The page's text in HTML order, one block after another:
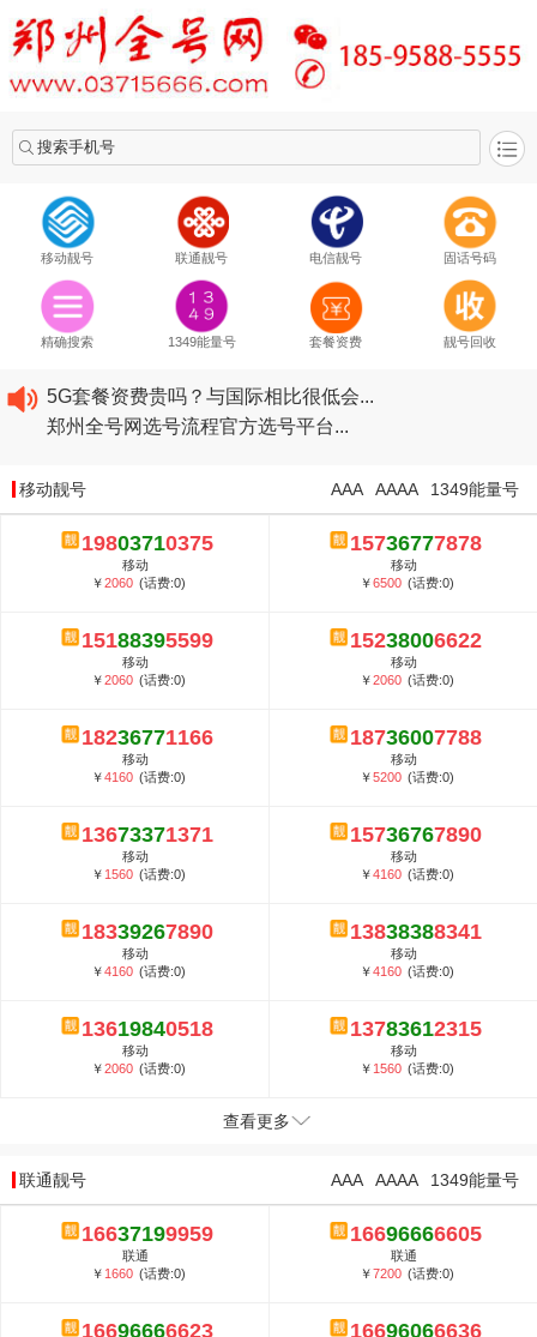
搜索手机号
移动靓号 联通靓号 电信靓号 固话号码
精确搜索 1349能量号 套餐资费 靓号回收
2020​移动最新套餐资费...
2020​联通最新套餐资费...
5G套餐资费贵吗？与国际相比很低会...
郑州全号网选号流程官方选号平台...
2020​联通最新套餐资费...
2020​电信最新套餐资费...
5G套餐资费贵吗？与国际相比很低会...
郑州全号网选号流程官方选号平台...
移动靓号 1349能量号
AAAA
AAA
19803710375
移动
￥2060 (话费:0)
15736777878
移动
￥6500 (话费:0)
15188395599
移动
￥2060 (话费:0)
15238006622
移动
￥2060 (话费:0)
18236771166
移动
￥4160 (话费:0)
18736007788
移动
￥5200 (话费:0)
13673371371
移动
￥ 1560 (话费:0)
15736767890
移动
￥4160 (话费:0)
18339267890
移动
￥4160 (话费:0)
13838388341
移动
￥4160 (话费:0)
13619840518
移动
￥2060 (话费:0)
13783612315
移动
￥ 1560 (话费:0)
查看更多
联通靓号 1349能量号
AAAA
AAA
16637199959
联通
￥ 1660 (话费:0)
16696666605
联通
￥7200 (话费:0)
16696666623 16696066636